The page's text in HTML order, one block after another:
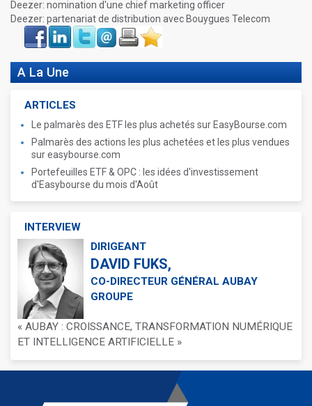
Deezer: nomination d'une chief marketing officer
Deezer: partenariat de distribution avec Bouygues Telecom
Face
book
LinkIn Twitter Envoyer ImprimerFavoris
A La Une
ARTICLES
Le palmarès des ETF les plus achetés sur EasyBourse.com
Palmarès des actions les plus achetées et les plus vendues
sur easybourse.com
Portefeuilles ETF & OPC : les idées d'investissement
d'Easybourse du mois d'Août
INTERVIEW
DIRIGEANT
DAVID FUKS,
CO-DIRECTEUR GÉNÉRAL AUBAY
GROUPE
« AUBAY : CROISSANCE, TRANSFORMATION NUMÉRIQUE
ET INTELLIGENCE ARTIFICIELLE »